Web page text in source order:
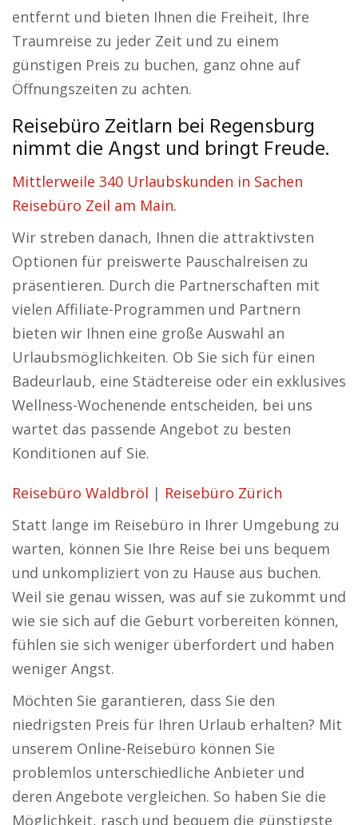
entfernt und bieten Ihnen die Freiheit, Ihre
Traumreise zu jeder Zeit und zu einem
günstigen Preis zu buchen, ganz ohne auf
Öffnungszeiten zu achten.
Reisebüro Zeitlarn bei Regensburg
nimmt die Angst und bringt Freude.
Mittlerweile 340 Urlaubskunden in Sachen
Reisebüro Zeil am Main.
Wir streben danach, Ihnen die attraktivsten
Optionen für preiswerte Pauschalreisen zu
präsentieren. Durch die Partnerschaften mit
vielen Affiliate-Programmen und Partnern
bieten wir Ihnen eine große Auswahl an
Urlaubsmöglichkeiten. Ob Sie sich für einen
Badeurlaub, eine Städtereise oder ein exklusives
Wellness-Wochenende entscheiden, bei uns
wartet das passende Angebot zu besten
Konditionen auf Sie.
Reisebüro Waldbröl | Reisebüro Zürich
Statt lange im Reisebüro in Ihrer Umgebung zu
warten, können Sie Ihre Reise bei uns bequem
und unkompliziert von zu Hause aus buchen.
Weil sie genau wissen, was auf sie zukommt und
wie sie sich auf die Geburt vorbereiten können,
fühlen sie sich weniger überfordert und haben
weniger Angst.
Möchten Sie garantieren, dass Sie den
niedrigsten Preis für Ihren Urlaub erhalten? Mit
unserem Online-Reisebüro können Sie
problemlos unterschiedliche Anbieter und
deren Angebote vergleichen. So haben Sie die
Möglichkeit, rasch und bequem die günstigste